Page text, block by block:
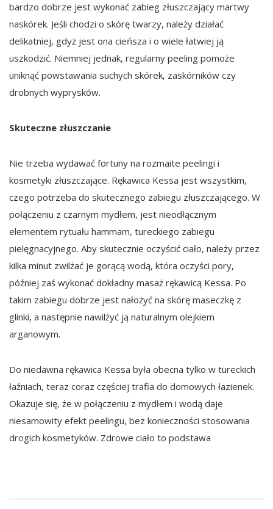
bardzo dobrze jest wykonać zabieg złuszczający martwy
naskórek. Jeśli chodzi o skórę twarzy, należy działać
delikatniej, gdyż jest ona cieńsza i o wiele łatwiej ją
uszkodzić. Niemniej jednak, regularny peeling pomoże
uniknąć powstawania suchych skórek, zaskórników czy
drobnych wyprysków.
Skuteczne złuszczanie
Nie trzeba wydawać fortuny na rozmaite peelingi i
kosmetyki złuszczające. Rękawica Kessa jest wszystkim,
czego potrzeba do skutecznego zabiegu złuszczającego. W
połączeniu z czarnym mydłem, jest nieodłącznym
elementem rytuału hammam, tureckiego zabiegu
pielęgnacyjnego. Aby skutecznie oczyścić ciało, należy przez
kilka minut zwilżać je gorącą wodą, która oczyści pory,
później zaś wykonać dokładny masaż rękawicą Kessa. Po
takim zabiegu dobrze jest nałożyć na skórę maseczkę z
glinki, a następnie nawilżyć ją naturalnym olejkiem
arganowym.
Do niedawna rękawica Kessa była obecna tylko w tureckich
łaźniach, teraz coraz częściej trafia do domowych łazienek.
Okazuje się, że w połączeniu z mydłem i wodą daje
niesamowity efekt peelingu, bez konieczności stosowania
drogich kosmetyków. Zdrowe ciało to podstawa